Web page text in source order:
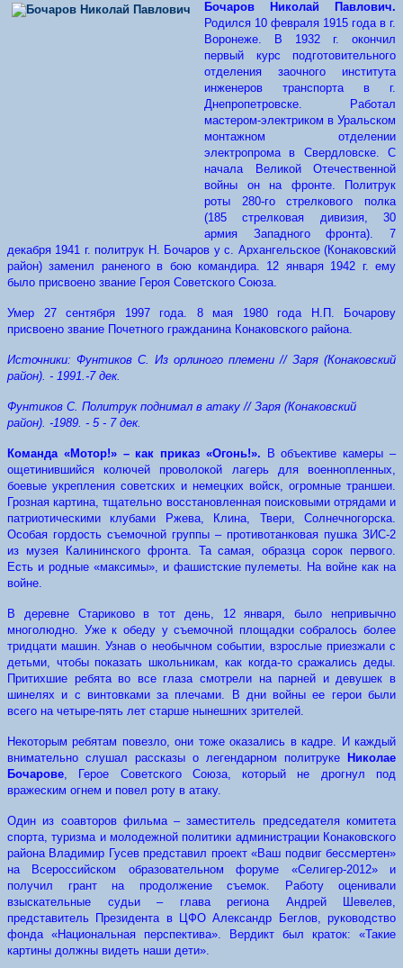
Бочаров Николай Павлович.
Родился 10 февраля 1915 года в г.
Воронеже. В 1932 г. окончил
первый курс подготовительного
отделения заочного института
инженеров транспорта в г.
Днепропетровске. Работал
мастером-электриком в Уральском
монтажном отделении
электропрома в Свердловске. С
начала Великой Отечественной
войны он на фронте. Политрук
роты 280-го стрелкового полка
(185 стрелковая дивизия, 30
армия Западного фронта). 7
декабря 1941 г. политрук Н. Бочаров у с. Архангельское (Конаковский
район) заменил раненого в бою командира. 12 января 1942 г. ему
было присвоено звание Героя Советского Союза.
Умер 27 сентября 1997 года. 8 мая 1980 года Н.П. Бочарову
присвоено звание Почетного гражданина Конаковского района.
Источники: Фунтиков С. Из орлиного племени // Заря (Конаковский
район). - 1991.-7 дек.
Фунтиков С. Политрук поднимал в атаку // Заря (Конаковский
район). -1989. - 5 - 7 дек.
Команда «Мотор!» – как приказ «Огонь!».
В объективе камеры –
ощетинившийся колючей проволокой лагерь для военнопленных,
боевые укрепления советских и немецких войск, огромные траншеи.
Грозная картина, тщательно восстановленная поисковыми отрядами и
патриотическими клубами Ржева, Клина, Твери, Солнечногорска.
Особая гордость съемочной группы – противотанковая пушка ЗИС-2
из музея Калининского фронта. Та самая, образца сорок первого.
Есть и родные «максимы», и фашистские пулеметы. На войне как на
войне.
В деревне Стариковов тот день, 12 января, было непривычно
многолюдно. Уже к обеду у съемочной площадки собралось более
тридцати машин. Узнав о необычном событии, взрослые приезжали с
детьми, чтобы показать школьникам, как когда-то сражались деды.
Притихшие ребята во все глаза смотрели на парней и девушек в
шинелях и с винтовками за плечами. В дни войны ее герои были
всего на четыре-пять лет старше нынешних зрителей.
Некоторым ребятам повезло, они тоже оказались в кадре. И каждый
внимательно слушал рассказы о легендарном политруке
Николае
Бочарове, Герое Советского Союза, который не дрогнул под
вражеским огнем и повел роту в атаку.
Один из соавторов фильма – заместитель председателя комитета
спорта, туризма и молодежной политики администрации Конаковского
района Владимир Гусев представил проект «Ваш подвиг бессмертен»
на Всероссийском образовательном форуме «Селигер-2012» и
получил грант на продолжение съемок. Работу оценивали
взыскательные судьи – глава региона Андрей Шевелев,
представитель Президента в ЦФО Александр Беглов, руководство
фонда «Национальная перспектива». Вердикт был краток: «Такие
картины должны видеть наши дети».